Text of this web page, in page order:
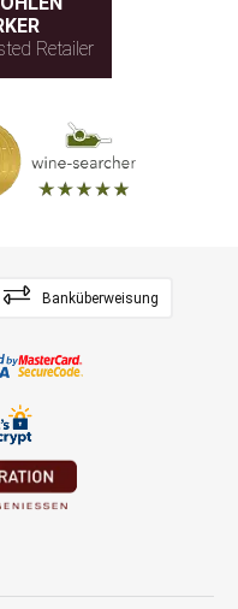
Retailer
Banküberweisung